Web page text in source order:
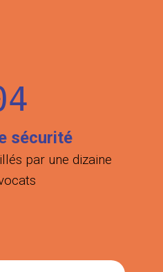
sécurité
par une dizaine